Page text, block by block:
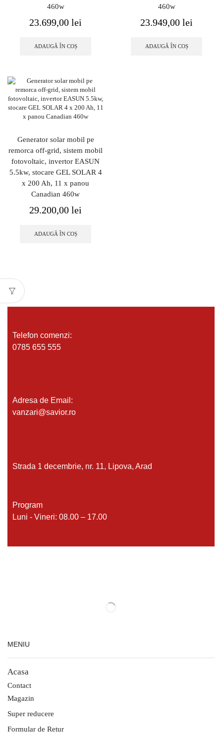
460w
23.699,00 lei
ADAUGĂ ÎN COȘ
460w
23.949,00 lei
ADAUGĂ ÎN COȘ
Generator solar mobil pe
remorca off-grid, sistem mobil
fotovoltaic, invertor EASUN
5.5kw, stocare GEL SOLAR 4
x 200 Ah, 11 x panou
Canadian 460w
29.200,00 lei
ADAUGĂ ÎN COȘ
Telefon comenzi:
0785 655 555
Adresa de Email:
vanzari@savior.ro
Strada 1 decembrie, nr. 11, Lipova, Arad
Program
Luni - Vineri: 08.00 – 17.00
MENIU
Acasa
Contact
Magazin
Super reducere
Formular de Retur